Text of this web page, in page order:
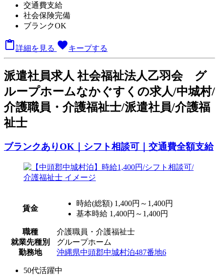
交通費支給
社会保険完備
ブランクOK
詳細を見る favoriteキープする
派遣社員求人 社会福祉法人乙羽会 グ
ループホームなかぐすくの求人/中城村/
介護職員・介護福祉士/派遣社員/介護福
祉士
ブランクありOK｜シフト相談可｜交通費全額支給
賃金
時給(総額) 1,400円～1,400円
基本時給 1,400円～1,400円
職種
介護職員・介護福祉士
就業先種別
グループホーム
勤務地
沖縄県中頭郡中城村泊487番地6
50代活躍中